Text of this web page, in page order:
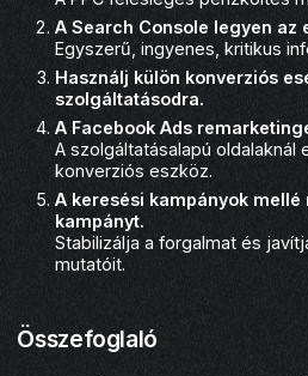
A Search Console legyen az
Egyszerű, ingyenes, kritikus
Használj külön konverziós
szolgáltatásodra.
A Facebook Ads
A szolgáltatásalapú oldalaknál
konverziós eszköz.
A keresési kampányok
kampányt.
Stabilizálja a forgalmat és
mutatóit.
Összefoglaló